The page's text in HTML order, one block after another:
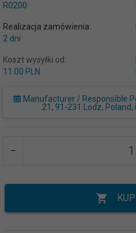
R0200
Realizacja zamówienia:
2 dni
Koszt wysyłki od:
11.00 PLN
Manufacturer / Responsible
21, 91-231 Lodz,